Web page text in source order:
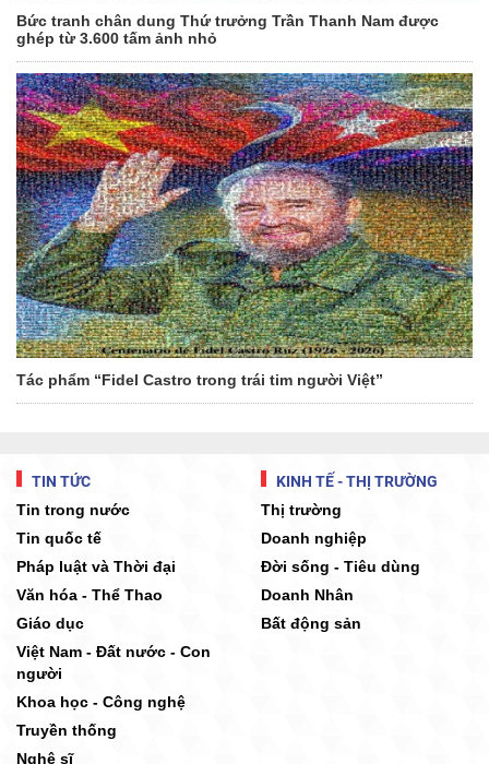
Bức tranh chân dung Thứ trưởng Trần Thanh Nam được
ghép từ 3.600 tấm ảnh nhỏ
Tác phẩm “Fidel Castro trong trái tim người Việt”
TIN TỨC
Tin trong nước
Tin quốc tế
Pháp luật và Thời đại
Văn hóa - Thể Thao
Giáo dục
Việt Nam - Đất nước - Con
người
Khoa học - Công nghệ
Truyền thống
Nghệ sĩ
KINH TẾ - THỊ TRƯỜNG
Thị trường
Doanh nghiệp
Đời sống - Tiêu dùng
Doanh Nhân
Bất động sản